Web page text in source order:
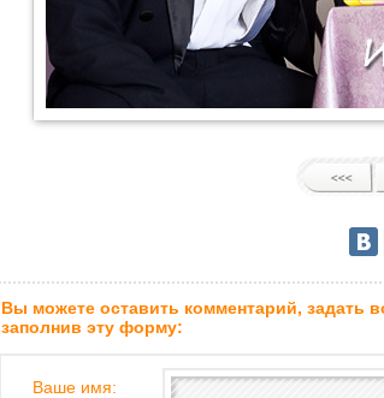
Вы можете оставить комментарий, задать
заполнив эту форму:
Ваше имя: